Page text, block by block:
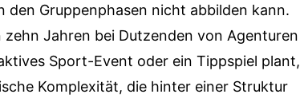
Gruppenphasen nicht abbilden kann.
Jahren bei Dutzenden von Agenturen
Sport-Event oder ein Tippspiel plant,
Komplexität, die hinter einer Struktur